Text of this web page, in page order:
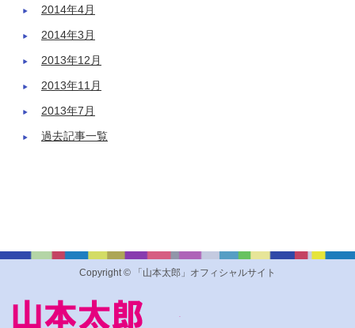
2014年4月
2014年3月
2013年12月
2013年11月
2013年7月
過去記事一覧
Copyright © 「山本太郎」オフィシャルサイト